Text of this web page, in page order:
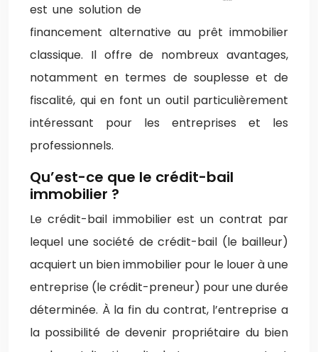
est une solution de
financement alternative au prêt immobilier
classique. Il offre de nombreux avantages,
notamment en termes de souplesse et de
fiscalité, qui en font un outil particulièrement
intéressant pour les entreprises et les
professionnels.
Qu’est-ce que le crédit-bail
immobilier ?
Le crédit-bail immobilier est un contrat par
lequel une société de crédit-bail (le bailleur)
acquiert un bien immobilier pour le louer à une
entreprise (le crédit-preneur) pour une durée
déterminée. À la fin du contrat, l’entreprise a
la possibilité de devenir propriétaire du bien